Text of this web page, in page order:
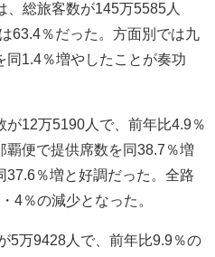
総旅客数が145万5585人
63.4％だった。方面別では九
同1.4％増やしたことが奏功
12万5190人で、前年比4.9％
便で提供席数を同38.7％増
％増と好調だった。全路
4％の減少となった。
万9428人で、前年比9.9％の